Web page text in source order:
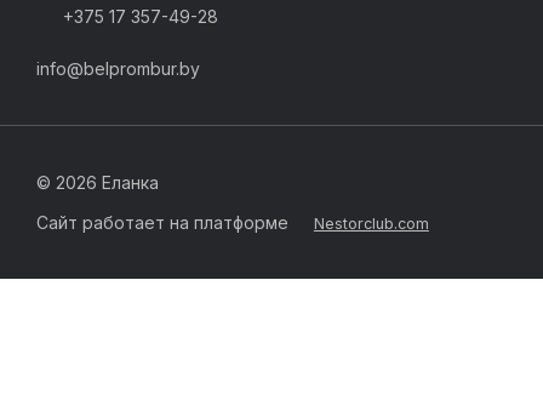
+375 17 357-49-28
info@belprombur.by
© 2026 Еланка
Сайт работает на платформе
Nestorclub.com